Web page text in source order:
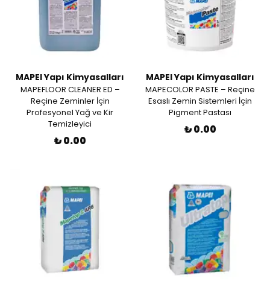
MAPEI Yapı Kimyasalları
MAPEFLOOR CLEANER ED –
Reçine Zeminler İçin
Profesyonel Yağ ve Kir
Temizleyici
₺ 0.00
MAPEI Yapı Kimyasalları
MAPECOLOR PASTE – Reçine
Esaslı Zemin Sistemleri İçin
Pigment Pastası
₺ 0.00